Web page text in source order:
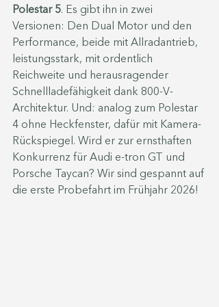
Polestar 5. Es gibt ihn in zwei
Versionen: Den Dual Motor und den
Performance, beide mit Allradantrieb,
leistungsstark, mit ordentlich
Reichweite und herausragender
Schnellladefähigkeit dank 800-V-
Architektur. Und: analog zum Polestar
4 ohne Heckfenster, dafür mit Kamera-
Rückspiegel. Wird er zur ernsthaften
Konkurrenz für Audi e-tron GT und
Porsche Taycan? Wir sind gespannt auf
die erste Probefahrt im Frühjahr 2026!